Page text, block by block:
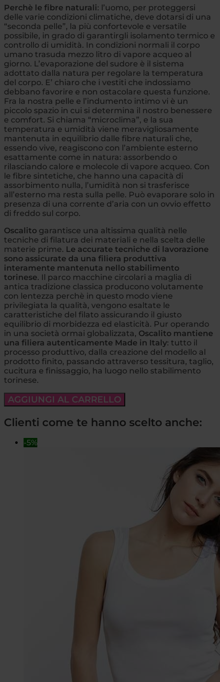
Perchè le fibre naturali: l’uomo, per proteggersi
delle varie condizioni climatiche, deve dotarsi di una
“seconda pelle”, la più confortevole e versatile
possibile, in grado di garantirgli isolamento termico e
controllo di umidità. In condizioni normali il corpo
umano trasuda mezzo litro di vapore acqueo al
giorno. L’evaporazione del sudore è il sistema
adottato dalla natura per regolare la temperatura
del corpo. E’ chiaro che i vestiti che indossiamo
debbano favorire e non ostacolare questa funzione.
Fra la nostra pelle e l’indumento intimo vi è un
piccolo spazio in cui si determina il nostro benessere
e comfort. Si chiama “microclima”, e la sua
temperatura e umidità viene meravigliosamente
mantenuta in equilibrio dalle fibre naturali che,
essendo vive, reagiscono con l’ambiente esterno
esattamente come in natura: assorbendo o
rilasciando calore e molecole di vapore acqueo. Con
le fibre sintetiche, che hanno una capacità di
assorbimento nulla, l’umidità non si trasferisce
all’esterno ma resta sulla pelle. Può evaporare solo in
presenza di una corrente d’aria con un ovvio effetto
di freddo sul corpo.
Oscalito garantisce una altissima qualità nelle
tecniche di filatura dei materiali e nella scelta delle
materie prime. Le accurate tecniche di lavorazione
sono assicurate da una filiera produttiva
interamente mantenuta nello stabilimento
torinese. Il parco macchine circolari a maglia di
antica tradizione classica producono volutamente
con lentezza perchè in questo modo viene
privilegiata la qualità, vengono esaltate le
caratteristiche del filato assicurando il giusto
equilibrio di morbidezza ed elasticità. Pur operando
in una società ormai globalizzata, Oscalito mantiene
una filiera autenticamente Made in Italy: tutto il
processo produttivo, dalla creazione del modello al
prodotto finito, passando attraverso tessitura, taglio,
cucitura e finissaggio, ha luogo nello stabilimento
torinese.
AGGIUNGI AL CARRELLO
Clienti come te hanno scelto anche:
-5%